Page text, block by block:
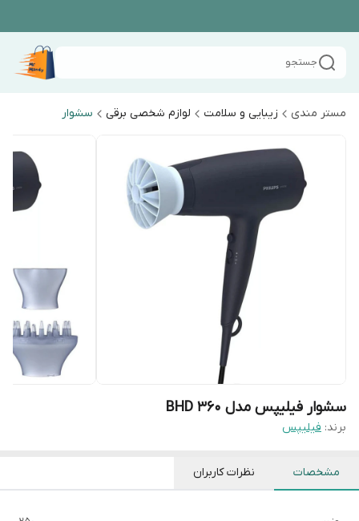
جستجو
مستر مندی زیبایی و سلامت لوازم شخصی برقی سشوار
سشوار فیلیپس مدل BHD 360
برند: فیلیپس
مشخصات نظرات کاربران